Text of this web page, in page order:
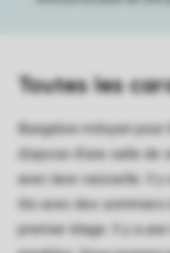
Toutesles
Bungalow mitoyen pour
dispose d'une salle de
avec lave-vaisselle. Il y
lits avec des
premier étage. Il y a